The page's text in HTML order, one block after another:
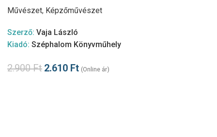
Művészet, Képzőművészet
Szerző: Vaja László
Kiadó: Széphalom Könyvműhely
2.900Ft 2.610 Ft (Online ár)